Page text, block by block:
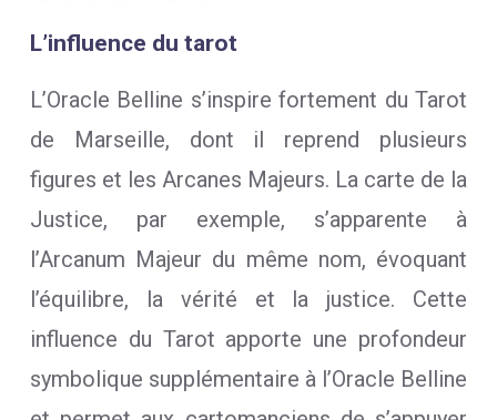
L’influence du tarot
L’Oracle Belline s’inspire fortement du Tarot
de Marseille, dont il reprend plusieurs
figures et les Arcanes Majeurs. La carte de la
Justice, par exemple, s’apparente à
l’Arcanum Majeur du même nom, évoquant
l’équilibre, la vérité et la justice. Cette
influence du Tarot apporte une profondeur
symbolique supplémentaire à l’Oracle Belline